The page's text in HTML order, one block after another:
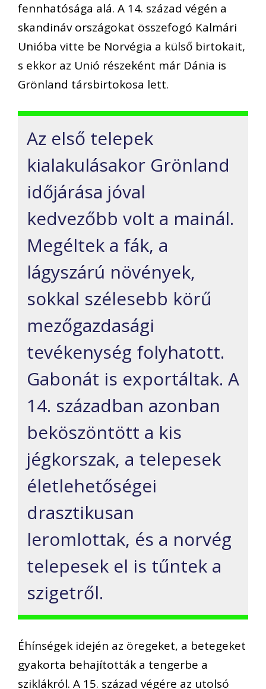
fennhatósága alá. A 14. század végén a
skandináv országokat összefogó Kalmári
Unióba vitte be Norvégia a külső birtokait,
s ekkor az Unió részeként már Dánia is
Grönland társbirtokosa lett.
Az első telepek
kialakulásakor Grönland
időjárása jóval
kedvezőbb volt a mainál.
Megéltek a fák, a
lágyszárú növények,
sokkal szélesebb körű
mezőgazdasági
tevékenység folyhatott.
Gabonát is exportáltak. A
14. században azonban
beköszöntött a kis
jégkorszak, a telepesek
életlehetőségei
drasztikusan
leromlottak, és a norvég
telepesek el is tűntek a
szigetről.
Éhínségek idején az öregeket, a betegeket
gyakorta behajították a tengerbe a
sziklákról. A 15. század végére az utolsó